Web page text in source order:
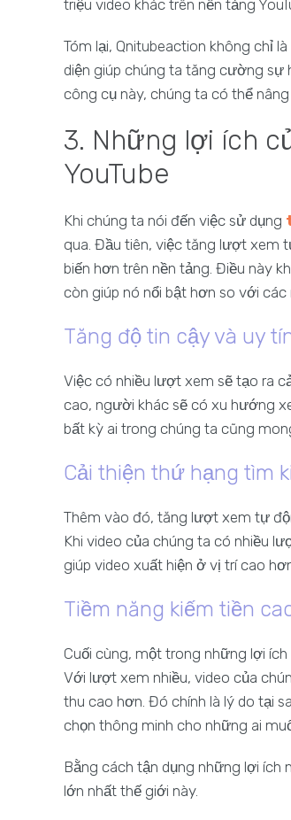
triệu video khác trên nền tảng
Tóm lại, Qnitubeaction không chỉ
diện giúp chúng ta tăng cường sự
công cụ này, chúng ta có thể
3. Những lợi ích
YouTube
Khi chúng ta nói đến việc sử dụng
qua. Đầu tiên, việc tăng lượt xem
biến hơn trên nền tảng. Điều này
còn giúp nó nổi bật hơn so với
Tăng độ tin cậy và uy
Việc có nhiều lượt xem sẽ tạo ra
cao, người khác sẽ có xu hướng
bất kỳ ai trong chúng ta cũng
Cải thiện thứ hạng tìm
Thêm vào đó, tăng lượt xem tự
Khi video của chúng ta có nhiều
giúp video xuất hiện ở vị trí cao
Tiềm năng kiếm tiền
Cuối cùng, một trong những lợi
Với lượt xem nhiều, video của
thu cao hơn. Đó chính là lý do tại
chọn thông minh cho những ai
Bằng cách tận dụng những lợi ích
lớn nhất thế giới này.